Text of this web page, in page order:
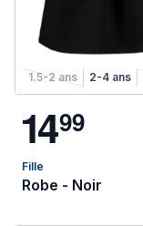
1.5-2 ans 2-4 ans
1499
Fille
Robe - Noir